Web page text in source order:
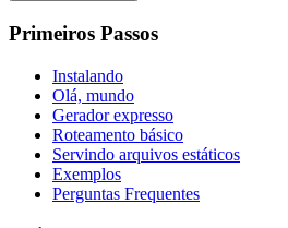
Primeiros Passos
Instalando
Olá, mundo
Gerador expresso
Roteamento básico
Servindo arquivos estáticos
Exemplos
Perguntas Frequentes